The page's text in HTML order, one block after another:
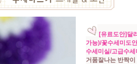
[유료도안]달
가능)/꽃수세미도
수세미실/고급수세
거품잘나는 반짝